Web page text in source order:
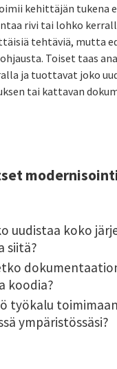
kehittäjän tukena
rivi tai lohko
tehtäviä, mutta
Toiset taas
ja tuottavat joko
tai kattavan
uudistaa koko
siitä?
koodia?
työkalu
ympäristössäsi?